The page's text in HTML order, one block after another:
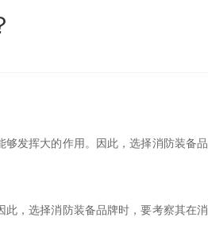
发挥大的作用。因此，选择消防装备
，选择消防装备品牌时，要考察其在